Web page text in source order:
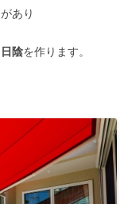
があり
日陰を作ります。